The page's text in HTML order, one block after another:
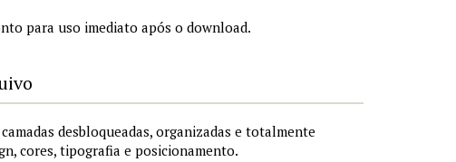
para uso imediato após o download.
desbloqueadas, organizadas e totalmente
cores, tipografia e posicionamento.